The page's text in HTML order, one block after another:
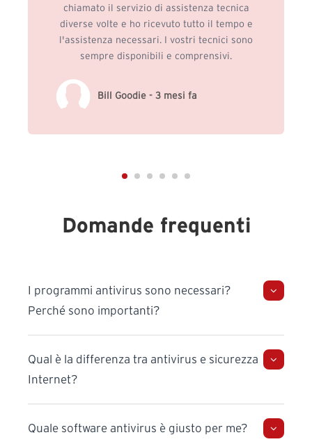
chiamato il servizio di assistenza tecnica
diverse volte e ho ricevuto tutto il tempo e
l'assistenza necessari. I vostri tecnici sono
sempre disponibili e comprensivi.
Bill Goodie - 3 mesi fa
Domande frequenti
I programmi antivirus sono necessari?
Perché sono importanti?
Qual è la differenza tra antivirus e sicurezza
Internet?
Quale software antivirus è giusto per me?